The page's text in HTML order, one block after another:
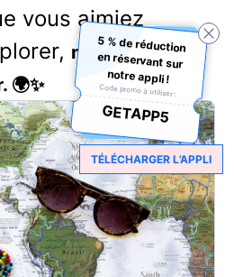
vous aimiez
notre blog a de
🌍✨
5 % de réduction
en réservant sur
notre appli !
Code promo à utiliser :
GETAPP5
TÉLÉCHARGER L’APPLI